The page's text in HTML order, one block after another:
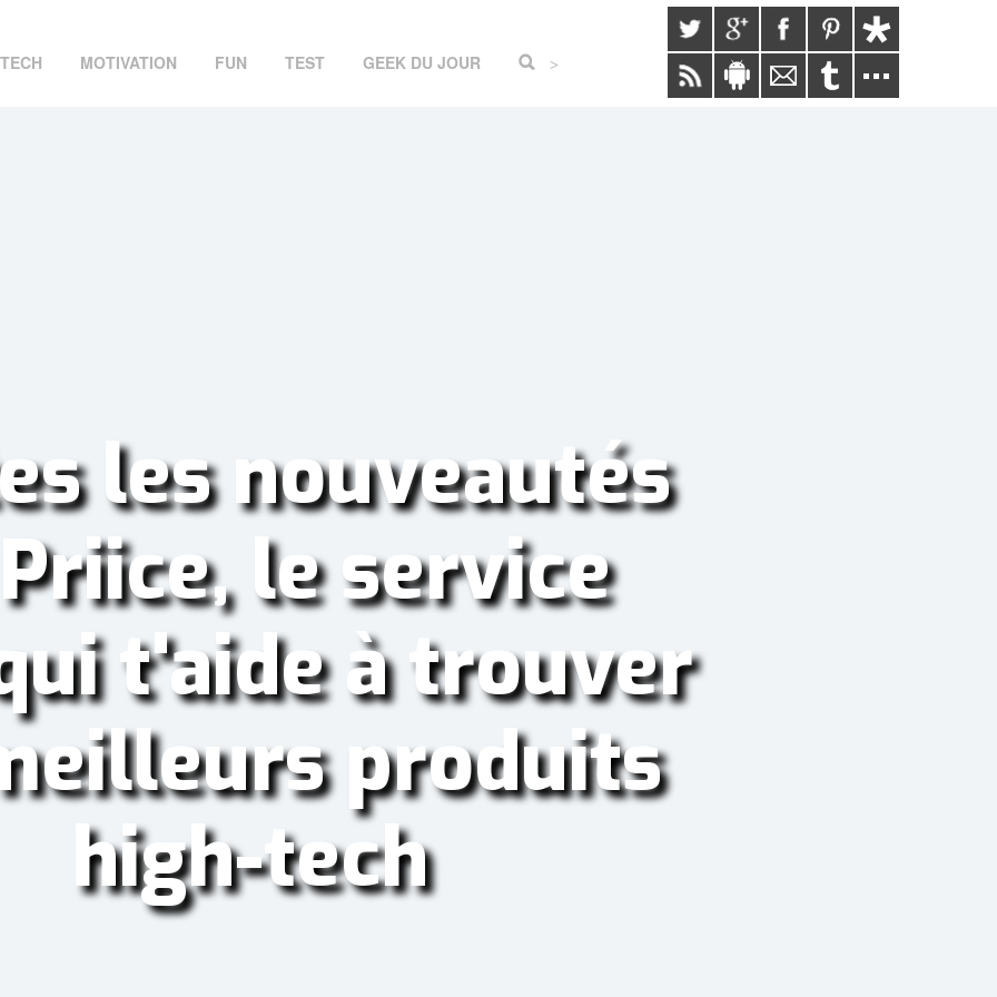
TECH MOTIVATION FUN TEST GEEK DU JOUR >
les nouveautés
le service
t'aide à trouver
produits
high-tech